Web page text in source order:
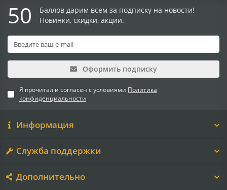
50
Баллов дарим всем за подписку на новости!
Новинки, скидки, акции.
Оформить подписку
Я прочитал и согласен с условиями Политика
конфиденциальности
Информация
Служба поддержки
Дополнительно